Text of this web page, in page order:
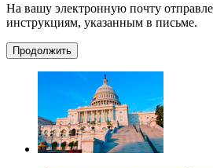
На вашу электронную почту
инструкциям, указанным в письме.
Продолжить